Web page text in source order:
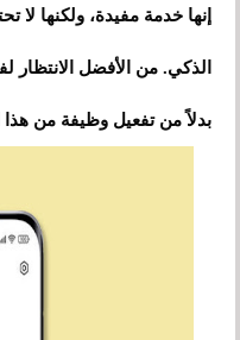
إنها خدمة مفيدة، ولكنها لا
الذكي. من الأفضل الانتظار
بدلاً من تفعيل وظيفة من هذا النمط